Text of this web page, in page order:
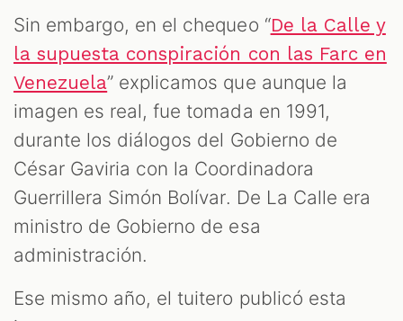
Sin embargo, en el chequeo “De la Calle y
la supuesta conspiración con las Farc en
Venezuela” explicamos que aunque la
imagen es real, fue tomada en 1991,
durante los diálogos del Gobierno de
César Gaviria con la Coordinadora
Guerrillera Simón Bolívar. De La Calle era
ministro de Gobierno de esa
administración.
Ese mismo año, el tuitero publicó esta